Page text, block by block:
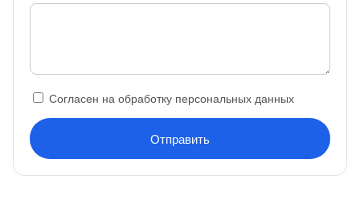
Согласен на обработку персональных данных
Отправить